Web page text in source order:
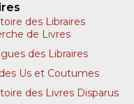
des Libraires
de Livres
des Libraires
Us et Coutumes
des Livres Disparus